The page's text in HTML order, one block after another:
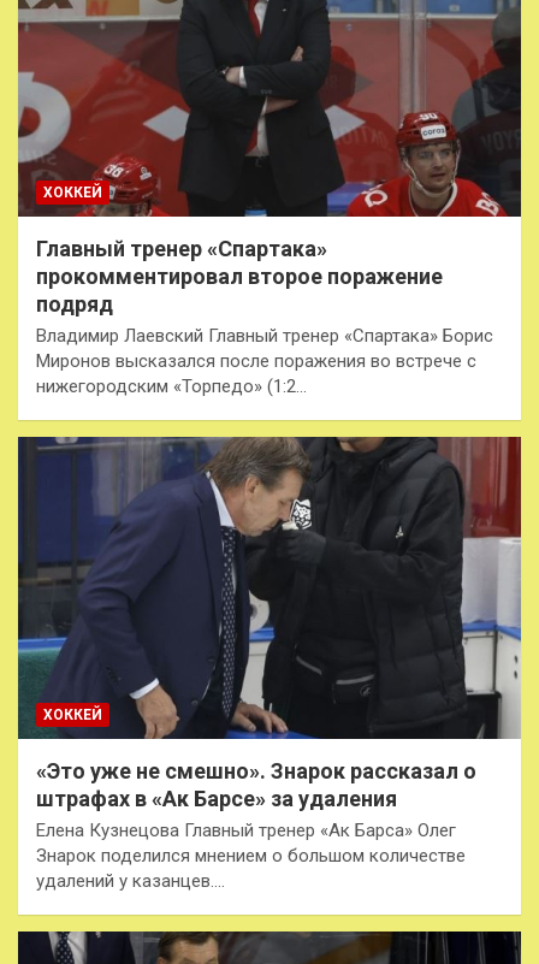
ХОККЕЙ
Главный тренер «Спартака»
прокомментировал второе поражение
подряд
Владимир Лаевский Главный тренер «Спартака» Борис
Миронов высказался после поражения во встрече с
нижегородским «Торпедо» (1:2…
ХОККЕЙ
«Это уже не смешно». Знарок рассказал о
штрафах в «Ак Барсе» за удаления
Елена Кузнецова Главный тренер «Ак Барса» Олег
Знарок поделился мнением о большом количестве
удалений у казанцев.…